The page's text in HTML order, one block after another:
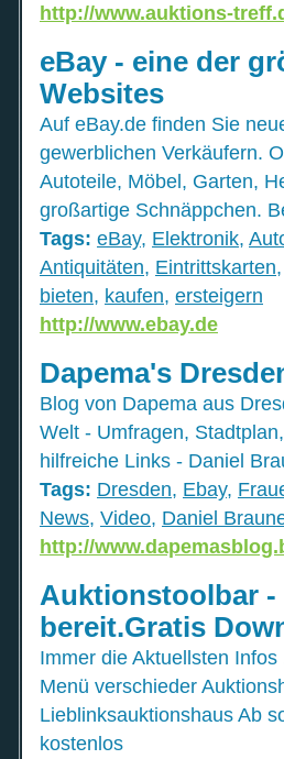
http://www.auktions-
eBay - eine der
Websites
Auf eBay.de finden Sie
gewerblichen Verkäufern.
Autoteile, Möbel, Garten,
großartige Schnäppchen.
Tags: eBay, Elektronik,
Antiquitäten, Eintrittskarten,
bieten, kaufen, ersteigern
http://www.ebay.de
Dapema's
Blog von Dapema aus
Welt - Umfragen,
hilfreiche Links - Daniel
Tags: Dresden, Ebay,
News, Video, Daniel
http://
Auktionstoolbar -
bereit.Gratis
Immer die Aktuellsten
Menü verschieder
Lieblinksauktionshaus Ab
kostenlos